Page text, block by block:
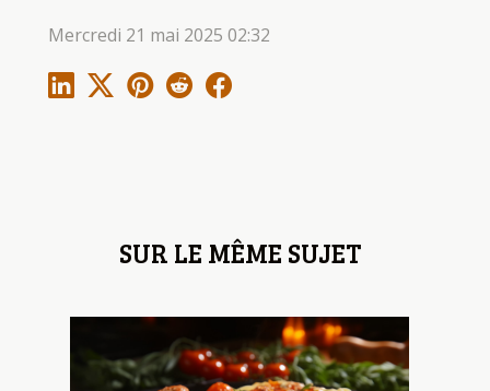
SUR LE MÊME SUJET
Mercredi 21 mai 2025 02:32